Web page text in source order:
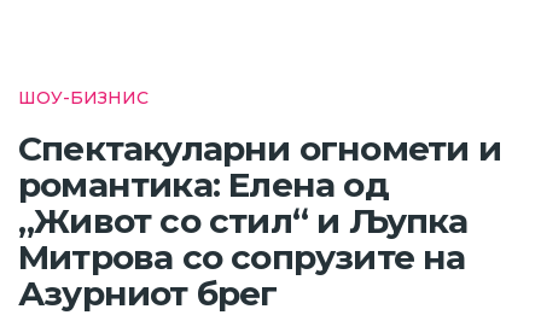
ШОУ-БИЗНИС
Спектакуларни огномети и
романтика: Елена од
„Живот со стил“ и Љупка
Митрова со сопрузите на
Азурниот брег